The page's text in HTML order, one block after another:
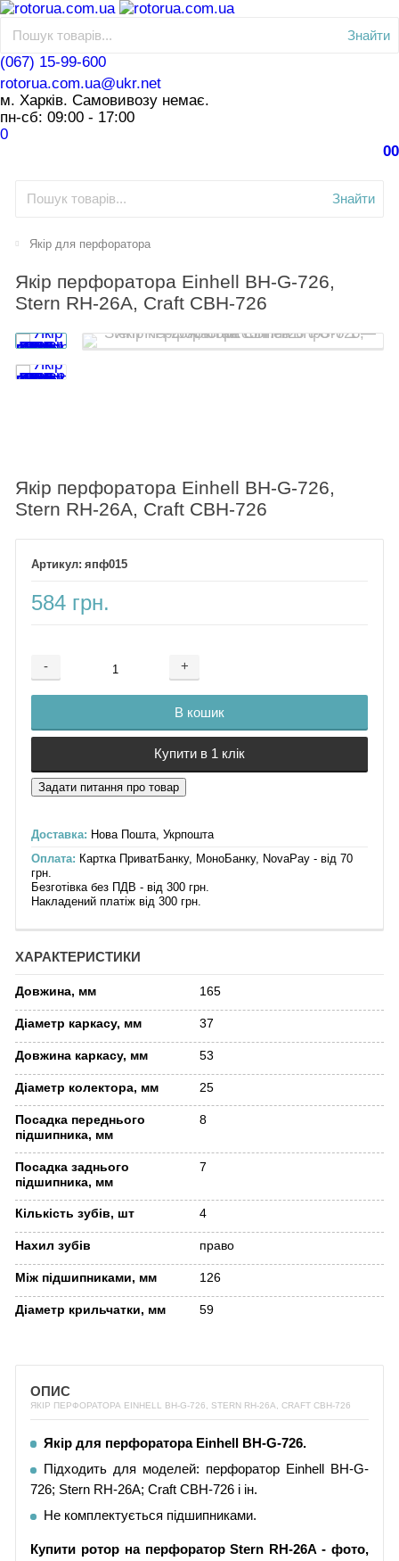
Знайти
(067) 15-99-600
rotorua.com.ua@ukr.net
м. Харків. Самовивозу немає.
пн-сб: 09:00 - 17:00
0
00
Знайти
Якір для перфоратора
Якір перфоратора Einhell BH-G-726,
Stern RH-26A, Craft CBH-726
Якір перфоратора Einhell BH-G-726,
Stern RH-26A, Craft CBH-726
япф015
584 грн.
- +
Додається ...
В кошик
Доданий
Купити в 1 клік
Доставка: Нова Пошта, Укрпошта
Оплата: Картка ПриватБанку, МоноБанку, NovaPay - від 70
грн.
Безготівка без ПДВ - від 300 грн.
Накладений платіж від 300 грн.
ХАРАКТЕРИСТИКИ
Довжина, мм 165
Діаметр каркасу, мм 37
Довжина каркасу, мм 53
Діаметр колектора, мм 25
Посадка переднього
підшипника, мм
8
Посадка заднього
підшипника, мм
7
Кількість зубів, шт 4
Нахил зубів право
Між підшипниками, мм 126
Діаметр крильчатки, мм 59
ОПИС
ЯКІР ПЕРФОРАТОРА EINHELL BH-G-726, STERN RH-26A, CRAFT CBH-726
Якір для перфоратора Einhell BH-G-726.
Підходить для моделей: перфоратор Einhell BH-G-
726; Stern RH-26A; Craft CBH-726 і ін.
Не комплектується підшипниками.
Купити ротор на перфоратор Stern RH-26A - фото,